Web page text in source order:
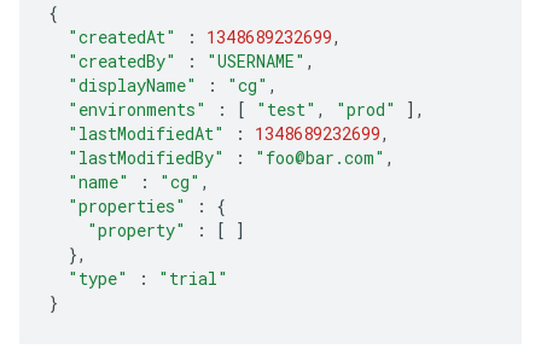
{
"createdAt"
: 1348689232699,
"createdBy"
: "USERNAME" ,
"displayName"
: "cg" ,
"environments"
: [ "test" , "prod"
],
"lastModifiedAt"
: 1348689232699,
"lastModifiedBy"
: "foo@bar.com" ,
"name"
: "cg" ,
"properties"
:
{
"property"
: [
]
},
"type"
:
"trial"
}